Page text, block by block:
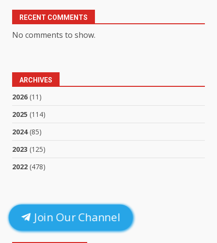
RECENT COMMENTS
No comments to show.
ARCHIVES
2026 (11)
2025 (114)
2024(85)
2023 (125)
2022 (478)
Join Our Channel